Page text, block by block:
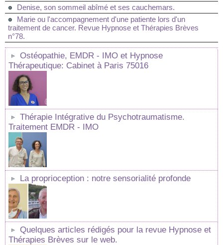
Denise, son sommeil abîmé et ses cauchemars.
Marie ou l'accompagnement d'une patiente lors d'un
traitement de cancer. Revue Hypnose et Thérapies Brèves
n°78.
Ostéopathie, EMDR - IMO et Hypnose
Thérapeutique: Cabinet à Paris 75016
Thérapie Intégrative du Psychotraumatisme.
Traitement EMDR - IMO
La proprioception : notre sensorialité profonde
Quelques articles rédigés pour la revue Hypnose et
Thérapies Brèves sur le web.